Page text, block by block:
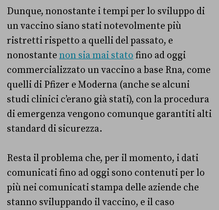
Dunque, nonostante i tempi per lo sviluppo di
un vaccino siano stati notevolmente più
ristretti rispetto a quelli del passato, e
nonostante non sia mai stato fino ad oggi
commercializzato un vaccino a base Rna, come
quelli di Pfizer e Moderna (anche se alcuni
studi clinici c’erano già stati), con la procedura
di emergenza vengono comunque garantiti alti
standard di sicurezza.
Resta il problema che, per il momento, i dati
comunicati fino ad oggi sono contenuti per lo
più nei comunicati stampa delle aziende che
stanno sviluppando il vaccino, e il caso